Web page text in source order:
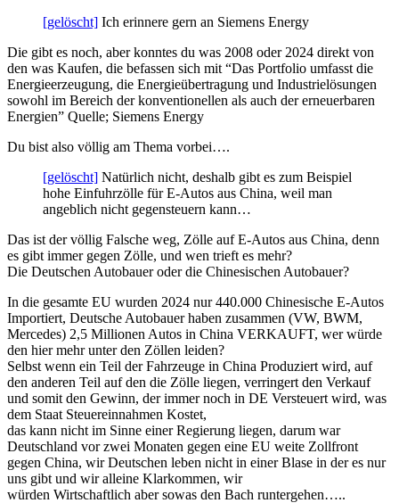
[gelöscht] Ich erinnere gern an Siemens Energy
Die gibt es noch, aber konntes du was 2008 oder 2024 direkt von
den was Kaufen, die befassen sich mit “Das Portfolio umfasst die
Energieerzeugung, die Energieübertragung und Industrielösungen
sowohl im Bereich der konventionellen als auch der erneuerbaren
Energien” Quelle; Siemens Energy
Du bist also völlig am Thema vorbei….
[gelöscht] Natürlich nicht, deshalb gibt es zum Beispiel
hohe Einfuhrzölle für E-Autos aus China, weil man
angeblich nicht gegensteuern kann…
Das ist der völlig Falsche weg, Zölle auf E-Autos aus China, denn
es gibt immer gegen Zölle, und wen trieft es mehr?
Die Deutschen Autobauer oder die Chinesischen Autobauer?
In die gesamte EU wurden 2024 nur 440.000 Chinesische E-Autos
Importiert, Deutsche Autobauer haben zusammen (VW, BWM,
Mercedes) 2,5 Millionen Autos in China VERKAUFT, wer würde
den hier mehr unter den Zöllen leiden?
Selbst wenn ein Teil der Fahrzeuge in China Produziert wird, auf
den anderen Teil auf den die Zölle liegen, verringert den Verkauf
und somit den Gewinn, der immer noch in DE Versteuert wird, was
dem Staat Steuereinnahmen Kostet,
das kann nicht im Sinne einer Regierung liegen, darum war
Deutschland vor zwei Monaten gegen eine EU weite Zollfront
gegen China, wir Deutschen leben nicht in einer Blase in der es nur
uns gibt und wir alleine Klarkommen, wir
würden Wirtschaftlich aber sowas den Bach runtergehen…..